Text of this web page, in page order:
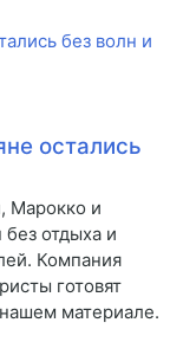
остались
Марокко и
отдыха и
Компания
готовят
материале.